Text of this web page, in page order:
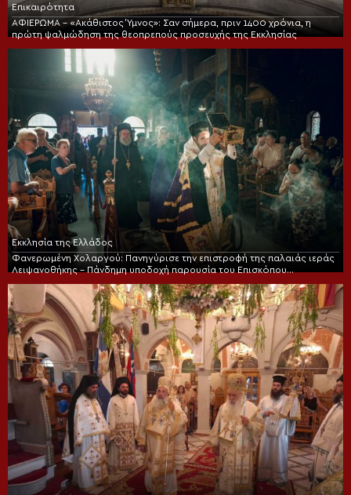
Επικαιρότητα
ΑΦΙΕΡΩΜΑ – «Ακάθιστος Ύμνος»: Σαν σήμερα, πριν 1400 χρόνια, η
πρώτη ψαλμώδηση της θεοπρεπούς προσευχής της Εκκλησίας
Εκκλησία της Ελλάδος
Φανερωμένη Χολαργού: Πανηγύρισε την επιστροφή της παλαιάς ιεράς
Λειψανοθήκης – Πάνδημη υποδοχή παρουσία του Επισκόπου